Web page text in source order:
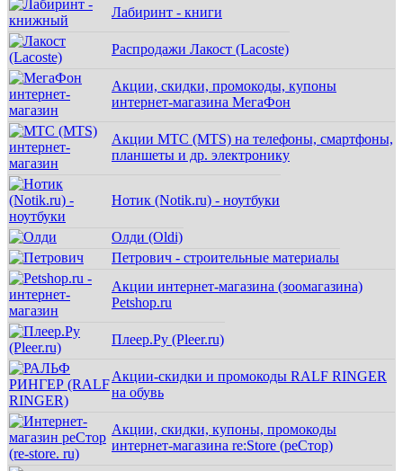
Лабиринт - книги
Распродажи Лакост (Lacoste)
Акции, скидки, промокоды, купоны
интернет-магазина МегаФон
Акции МТС (MTS) на телефоны, смартфоны,
планшеты и др. электронику
Нотик (Notik.ru) - ноутбуки
Олди (Oldi)
Петрович - строительные материалы
Акции интернет-магазина (зоомагазина)
Petshop.ru
Плеер.Ру (Pleer.ru)
Акции-скидки и промокоды RALF RINGER
на обувь
Акции, скидки, купоны, промокоды
интернет-магазина re:Store (реСтор)